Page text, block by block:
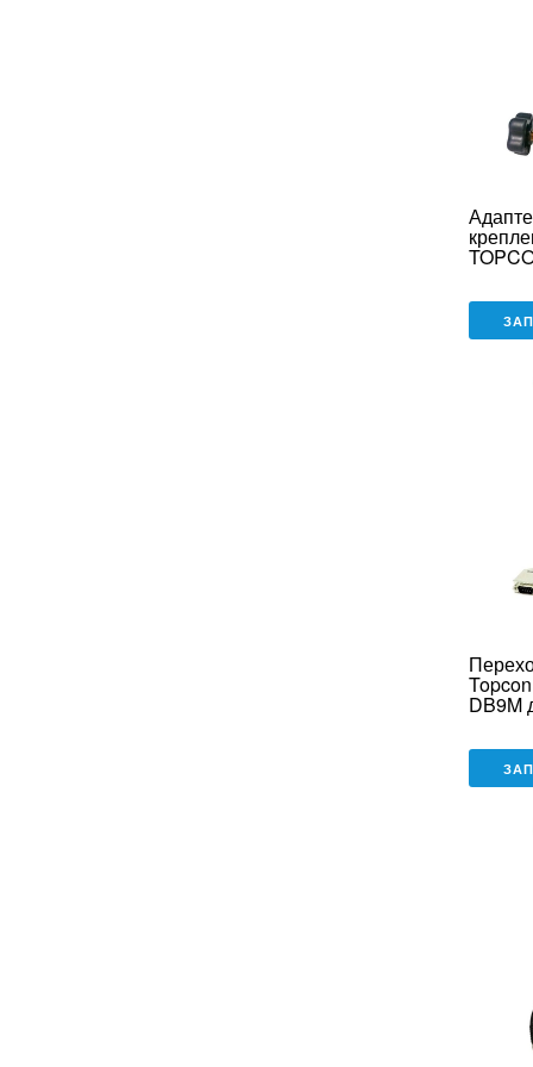
SHC,
DB9M
для